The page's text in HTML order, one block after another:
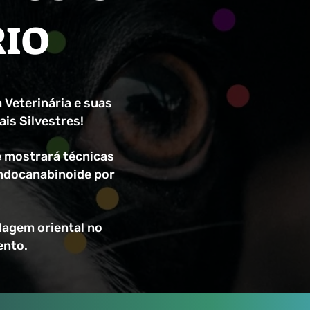
e suas
Silvestres!
mostrará técnicas
por
oriental no